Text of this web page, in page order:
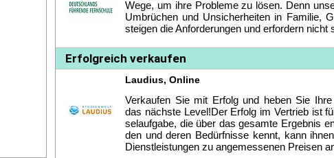
We­ge, um ih­re Pro­ble­me zu lö­sen. Denn
Um­brü­chen und Un­si­cher­hei­ten in Fa­mi­lie,
stei­gen die An­for­de­run­gen und er­for­dern nicht
Erfolgreich verkaufen
Laudius, Online
Ver­kau­fen Sie mit Er­folg und he­ben Sie
das nächs­te Le­vel!Der Er­folg im Ver­trieb ist
sel­auf­ga­be, die über das ge­sam­te Er­geb­nis
den und de­ren Be­dürf­nis­se kennt, kann
Dienst­leis­tun­gen zu an­ge­mes­se­nen Prei­sen